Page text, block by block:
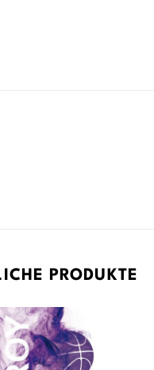
PRODUKTE